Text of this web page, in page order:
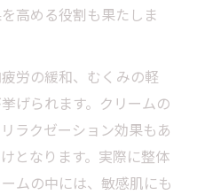
高める役割も果たしま
労の緩和、むくみの軽
げられます。クリームの
ラクゼーション効果もあ
となります。実際に整体
ムの中には、敏感肌にも